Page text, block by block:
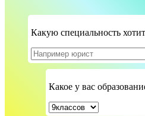
Какую специальность
Какое у вас